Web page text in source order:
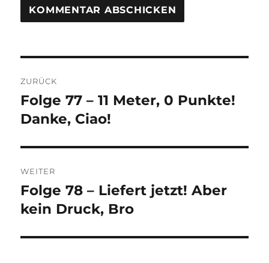
ZURÜCK
Vorheriger
Beitrag:
Folge 77 – 11 Meter, 0 Punkte!
Danke, Ciao!
WEITER
Nächster
Beitrag:
Folge 78 – Liefert jetzt! Aber
kein Druck, Bro